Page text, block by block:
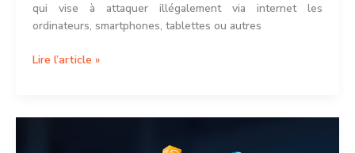
qui vise à attaquer illégalement via internet les
ordinateurs, smartphones, tablettes ou autres
Différence
Lire l’article »